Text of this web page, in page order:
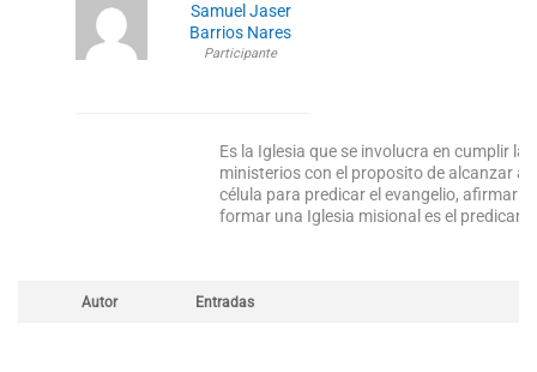
Samuel Jaser
Barrios Nares
Participante
Es la Iglesia que se involucra en cumplir
ministerios con el proposito de alcanzar a
célula para predicar el evangelio, afirmar
formar una Iglesia misional es el predicar
Autor Entradas